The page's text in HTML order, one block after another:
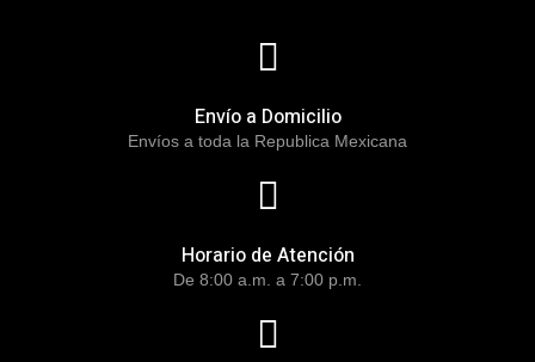
Envío a Domicilio
Envíos a toda la Republica Mexicana
Horario de Atención
De 8:00 a.m. a 7:00 p.m.